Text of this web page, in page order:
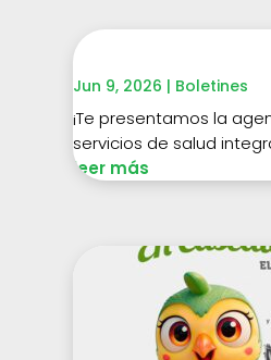
Jun 9, 2026 | Boletines
¡Te presentamos la
servicios de salud
leer más